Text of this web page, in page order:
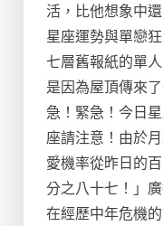
活，比他想象中
星座運勢與單戀
七層舊報紙的單
是因為屋頂傳來
急！緊急！今日
座請注意！由於
愛機率從昨日的
分之八十七！」
在經歷中年危機